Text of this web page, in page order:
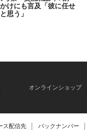
けにも言及「彼に任せ
思う」
オンラインショップ
ス配信先 バックナンバー